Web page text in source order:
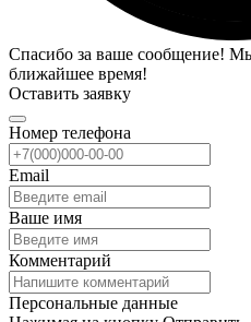
Спасибо за ваше сообщение!
ближайшее время!
Оставить заявку
Номер телефона
Email
Ваше имя
Комментарий
Персональные данные